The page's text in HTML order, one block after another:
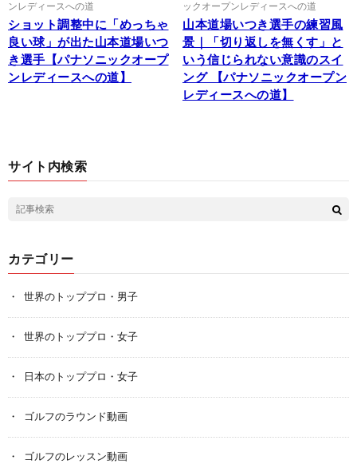
ンレディースへの道
ショット調整中に「めっちゃ
良い球」が出た山本道場いつ
き選手【パナソニックオープ
ンレディースへの道】
ックオープンレディースへの道
山本道場いつき選手の練習風
景｜「切り返しを無くす」と
いう信じられない意識のスイ
ング 【パナソニックオープン
レディースへの道】
サイト内検索
カテゴリー
世界のトッププロ・男子
世界のトッププロ・女子
日本のトッププロ・女子
ゴルフのラウンド動画
ゴルフのレッスン動画